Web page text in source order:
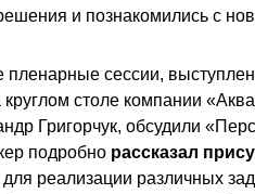
и познакомились с
сессии,
столе компании
Григорчук, обсудили
подробно рассказал
реализации различных